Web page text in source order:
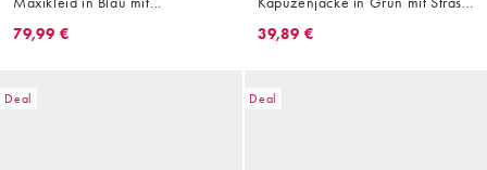
Leopardenmuster, Seitenschlitz
79,99 €
Logo, Kombiteil
39,89 €
Deal Deal